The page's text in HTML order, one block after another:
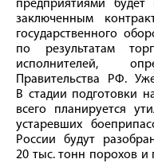
предприятиями
заключенным
государственного
по результатам
исполнителей,
Правительства РФ.
В стадии подготовки
всего планируется
устаревших
России будут
20 тыс. тонн порохов